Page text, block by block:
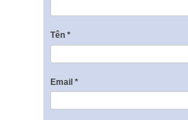
Tên *
Email *